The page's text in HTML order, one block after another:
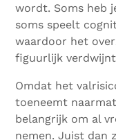
wordt. Soms heb
soms speelt
waardoor het
figuurlijk
Omdat het
toeneemt
belangrijk om al
nemen. Juist dan